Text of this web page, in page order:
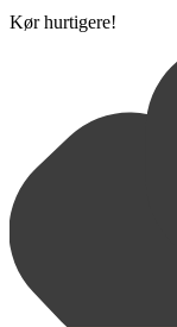
Kør hurtigere!